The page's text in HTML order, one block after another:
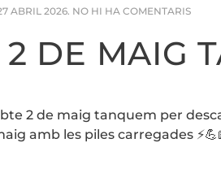
ABRIL 2026. NO HI HA COMENTARISA
2 DE MAIG
2 de maig tanquem per
amb les piles carregades